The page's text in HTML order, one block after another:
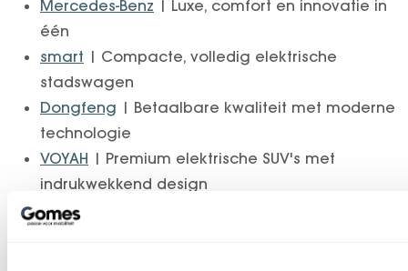
Mercedes-Benz | Luxe, comfort en innovatie in
één
smart | Compacte, volledig elektrische
stadswagen
Dongfeng | Betaalbare kwaliteit met moderne
technologie
VOYAH | Premium elektrische SUV's met
indrukwekkend design
Waarom kiezen voor Gomes?